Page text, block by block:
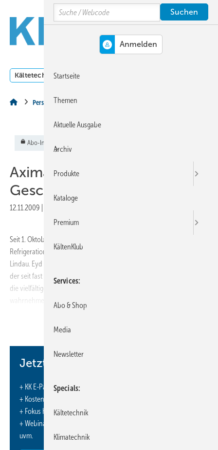
Hauptinhalt
Hauptmenü
SiteSearch
Kältetechnik Klimatechnik
Personalien
Abo-Inhalt
Axima Zusätzlicher
Geschäftsführer Vertrieb
12.11.2009
Seit 1. Oktober 2009 ist ein Führungsduo an der Spitze von Axima
Refrigeration: Andreas Eyd (41) ist neuer Geschäftsführer Vertrieb in
Lindau. Eyd wird gemeinsam mit Dr. Martin Altenbokum (Bild rechts),
der seit fast fünf Jahren Geschäftsführer der Axima Refrigeration ist,
die vielfältigen Führungsaufgaben bei der Axima Refrigeration
Jetzt weiterlesen und profitieren.
+ KK E-Paper-Ausgabe – jeden Monat neu
+ Kostenfreien Zugang zu unserem Online-Archiv
+ Fokus KK: Sonderhefte (PDF)
+ Webinare und Veranstaltungen mit Rabatten
uvm.
Search
Startseite
Themen
Aktuelle Ausgabe
Archiv
Produkte
Kataloge
Premium
KältenKlub
Services
Abo & Shop
Media
Newsletter
Specials
Kältetechnik
Klimatechnik